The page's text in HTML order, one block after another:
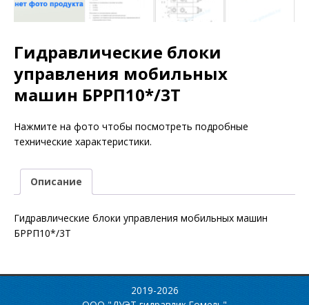
Гидравлические блоки
управления мобильных
машин БРРП10*/3Т
Нажмите на фото чтобы посмотреть подробные
технические характеристики.
Описание
Гидравлические блоки управления мобильных машин
БРРП10*/3Т
2019-2026